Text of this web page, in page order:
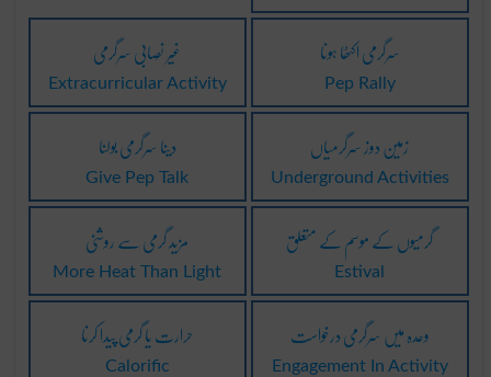
غیر نِصابی سرگرمی
Extracurricular Activity
سرگرمی اکٹھا ہونا
Pep Rally
دینا سرگرمی بولنا
Give Pep Talk
زمین دوز سرگرمیاں
Underground Activities
مزید گرمی سے روشنی
More Heat Than Light
گرمیوں کے موسم کے متعلق
Estival
حرارت یا گرمی پیدا کرنا
Calorific
وعدہ میں سرگرمی درخواست
Engagement In Activity